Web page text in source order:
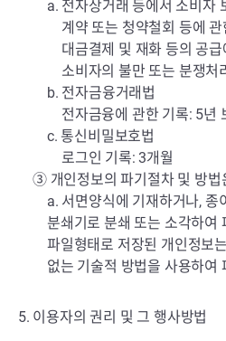
a. 전자상거래 등에서 소비자
계약 또는 청약철회 등에
대금결제 및 재화 등의 공
소비자의 불만 또는 분쟁처
b. 전자금융거래법
전자금융에 관한 기록: 5년
c. 통신비밀보호법
로그인 기록: 3개월
③ 개인정보의 파기절차 및 방법
a. 서면양식에 기재하거나, 종
분쇄기로 분쇄 또는 소각하여
파일형태로 저장된 개인정보
없는 기술적 방법을 사용하여
5. 이용자의 권리 및 그 행사방법